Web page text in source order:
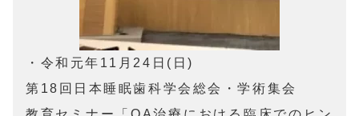
・令和元年11月24日(日)
第18回日本睡眠歯科学会総会・学術集会